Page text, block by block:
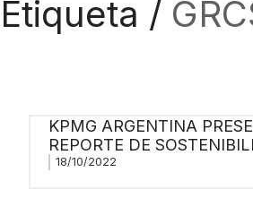
Etiqueta /
KPMG ARGENTINA
REPORTE DE
18/10/2022